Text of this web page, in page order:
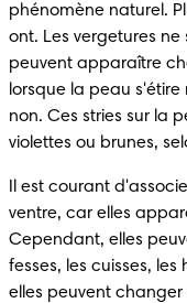
phénomène naturel.
ont. Les vergetures ne
peuvent apparaître
lorsque la peau
non. Ces stries sur la
violettes ou brunes,
Il est courant
ventre, car elles
Cependant, elles
fesses, les cuisses,
elles peuvent